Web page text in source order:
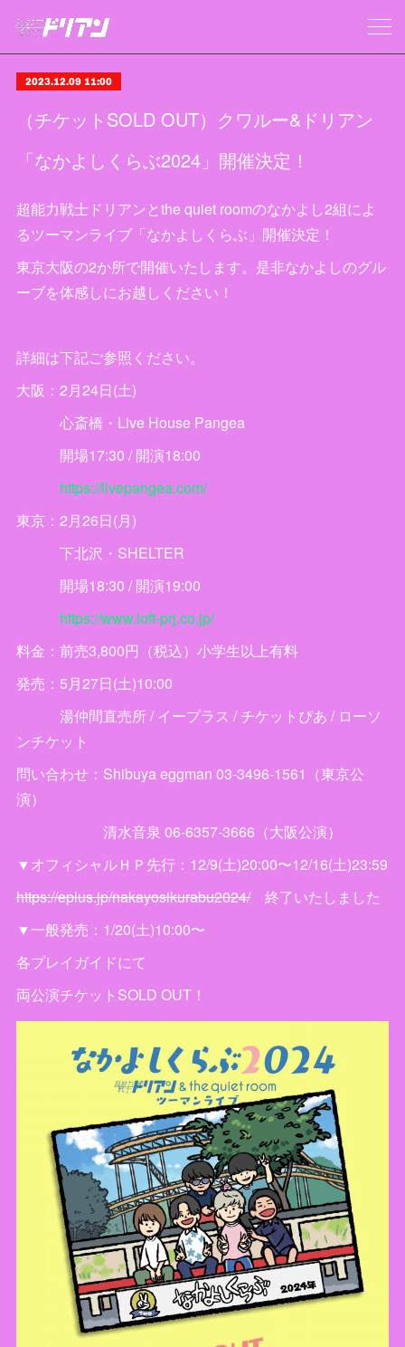
2023.12.09 11:00
（チケットSOLD OUT）クワルー&ドリアン
「なかよしくらぶ2024」開催決定！
超能力戦士ドリアンとthe quiet roomのなかよし2組によ
るツーマンライブ「なかよしくらぶ」開催決定！
東京大阪の2か所で開催いたします。是非なかよしのグル
ーブを体感しにお越しください！
詳細は下記ご参照ください。
大阪：2月24日(土)
心斎橋・Live House Pangea
開場17:30 / 開演18:00
https://livepangea.com/
東京：2月26日(月)
下北沢・SHELTER
開場18:30 / 開演19:00
https://www.loft-prj.co.jp/
料金：前売3,800円（税込）小学生以上有料
発売：5月27日(土)10:00
湯仲間直売所 / イープラス / チケットぴあ / ローソ
ンチケット
問い合わせ：Shibuya eggman 03-3496-1561（東京公
演）
清水音泉 06-6357-3666（大阪公演）
▼オフィシャルＨＰ先行：12/9(土)20:00〜12/16(土)23:59
https://eplus.jp/nakayosikurabu2024/終了いたしました
▼一般発売：1/20(土)10:00〜
各プレイガイドにて
両公演チケットSOLD OUT！